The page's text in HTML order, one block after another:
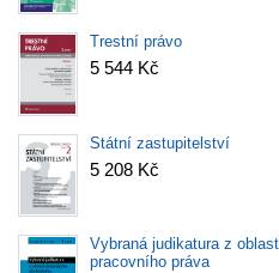
Trestní právo
5 544 Kč
Státní zastupitelství
5 208 Kč
Vybraná judikatura z
pracovního práva